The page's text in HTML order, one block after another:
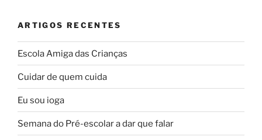
ARTIGOS RECENTES
Escola Amiga das Crianças
Cuidar de quem cuida
Eu sou ioga
Semana do Pré-escolar a dar que falar